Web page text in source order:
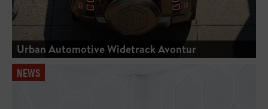
Urban Automotive Widetrack Avontur
NEWS